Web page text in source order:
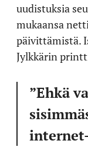
uudistuksia
mukaansa
päivittämistä.
Jylkkärin
”Ehkä